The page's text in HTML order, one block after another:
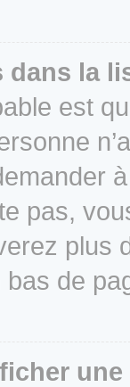
dans la
est
pas,
plus
bas de